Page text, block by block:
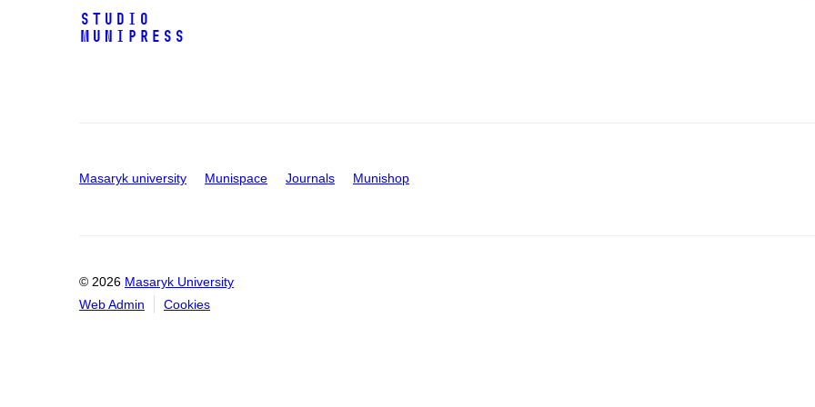
Studio
Munipress
Masaryk university Munispace Journals Munishop
© 2026 Masaryk University
Web Admin
Cookies